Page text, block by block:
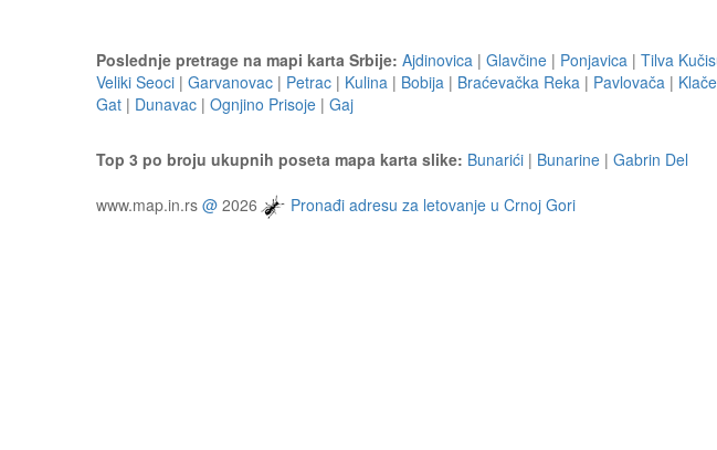
Poslednje pretrage na mapi karta Srbije: Ajdinovica | Glavčine | Ponjavica | Tilva
Veliki Seoci | Garvanovac | Petrac | Kulina | Bobija | Braćevačka Reka | Pavlovača |
Gat | Dunavac | Ognjino Prisoje | Gaj
Top 3 po broju ukupnih poseta mapa karta slike: Bunarići | Bunarine | Gabrin Del
www.map.in.rs @ 2026 Pronađi adresu za letovanje u Crnoj Gori